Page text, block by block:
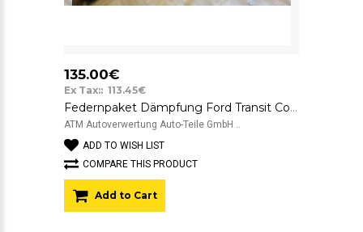
135.00€
Ex Tax:: 113.45€
Federnpaket Dämpfung Ford Transit Connect vorne 5T165560AB
ATM Autoverwertung Auto-Teile GmbH ..
ADD TO WISH LIST
COMPARE THIS PRODUCT
Add to Cart